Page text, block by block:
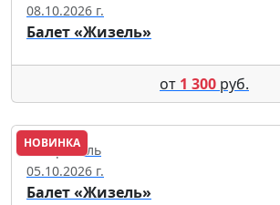
08.10.2026 г.
Балет «Жизель»
от 1 300 руб.
НОВИНКА
Ставрополь
05.10.2026 г.
Балет «Жизель»